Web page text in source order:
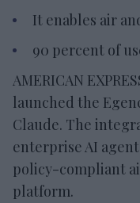
It enables air
90 percent of
AMERICAN
launched the
Claude. The
enterprise AI
policy-compliant
platform.